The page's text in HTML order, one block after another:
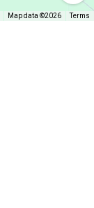
Map data ©2026 Terms